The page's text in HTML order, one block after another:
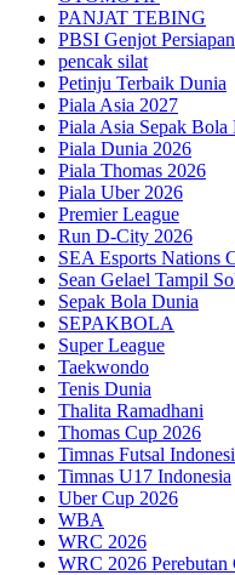
PANJAT TEBING
PBSI Genjot
pencak silat
Petinju Terbaik Dunia
Piala Asia 2027
Piala Asia Sepak Bola
Piala Dunia 2026
Piala Thomas 2026
Piala Uber 2026
Premier League
Run D-City 2026
SEA Esports Nations
Sean Gelael Tampil
Sepak Bola Dunia
SEPAKBOLA
Super League
Taekwondo
Tenis Dunia
Thalita Ramadhani
Thomas Cup 2026
Timnas Futsal
Timnas U17 Indonesia
Uber Cup 2026
WBA
WRC 2026
WRC 2026 Perebutan